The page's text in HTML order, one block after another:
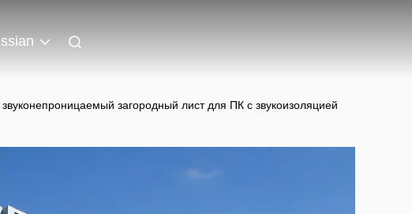
загородный лист для ПК с звукоизоляцией